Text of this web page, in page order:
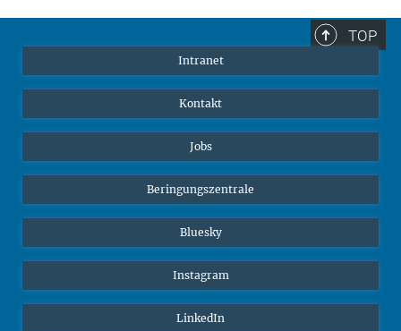
TOP
Intranet
Kontakt
Jobs
Beringungszentrale
Bluesky
Instagram
LinkedIn